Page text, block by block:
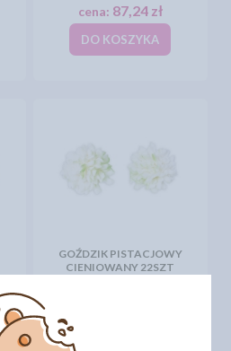
cena: 87,24 zł
DO KOSZYKA
GOŹDZIK PISTACJOWY
CIENIOWANY 22SZT